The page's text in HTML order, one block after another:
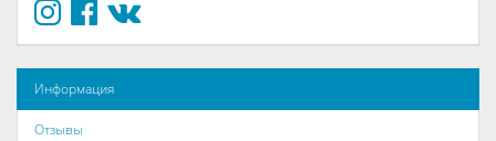
Информация
Отзывы